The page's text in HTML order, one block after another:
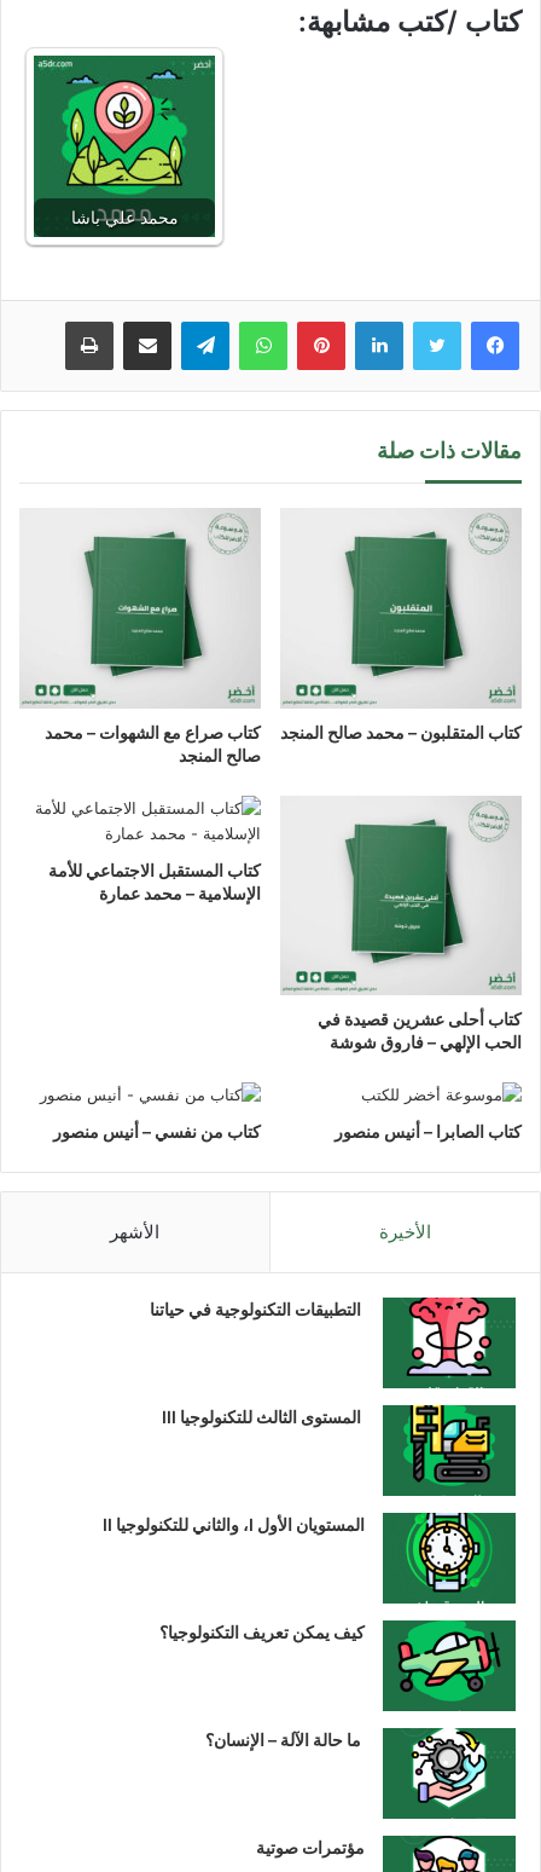
كتاب /كتب مشابهة:
محمد علي باشا
لينكدإن بينتيريستواتساب تيلقرام مشاركة عبر البريد طباعة
مقالات ذات صلة
كتاب المتقلبون – محمد صالح المنجد
كتاب صراع مع الشهوات – محمد
صالح المنجد
كتاب أحلى عشرين قصيدة في
الحب الإلهي – فاروق شوشة
كتاب المستقبل الاجتماعي للأمة
الإسلامية – محمد عمارة
كتاب الصابرا – أنيس منصور كتاب من نفسي – أنيس منصور
الأخيرة الأشهر
التطبيقات التكنولوجية في حياتنا
المستوى الثالث للتكنولوجيا III
المستويان الأول I، والثاني للتكنولوجيا II
كيف يمكن تعريف التكنولوجيا؟
ما حالة الآلة – الإنسان؟
مؤتمرات صوتية